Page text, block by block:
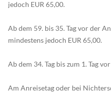
jedoch EUR 65,00.
Ab dem 59. bis 35. Tag vor der
mindestens jedoch EUR 65,00.
Ab dem 34. Tag bis zum 1. Tag
Am Anreisetag oder bei